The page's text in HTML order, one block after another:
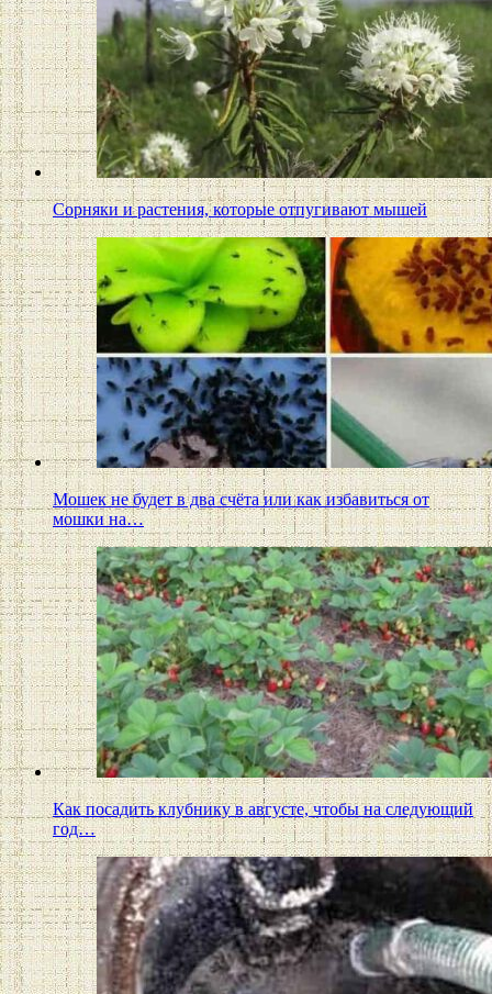
Сорняки и растения, которые отпугивают мышей
Мошек не будет в два счёта или как избавиться от
мошки на…
Как посадить клубнику в августе, чтобы на следующий
год…